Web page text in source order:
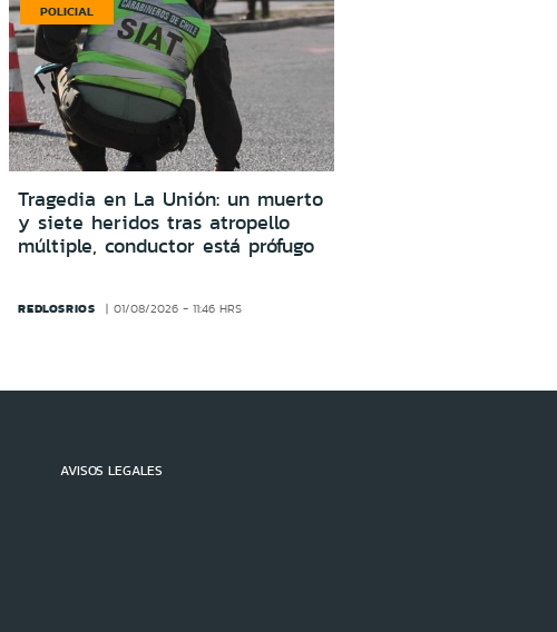
POLICIAL
Tragedia en La Unión: un muerto
y siete heridos tras atropello
múltiple, conductor está prófugo
REDLOSRIOS 01/08/2026 - 11:46 HRS
AVISOS LEGALES